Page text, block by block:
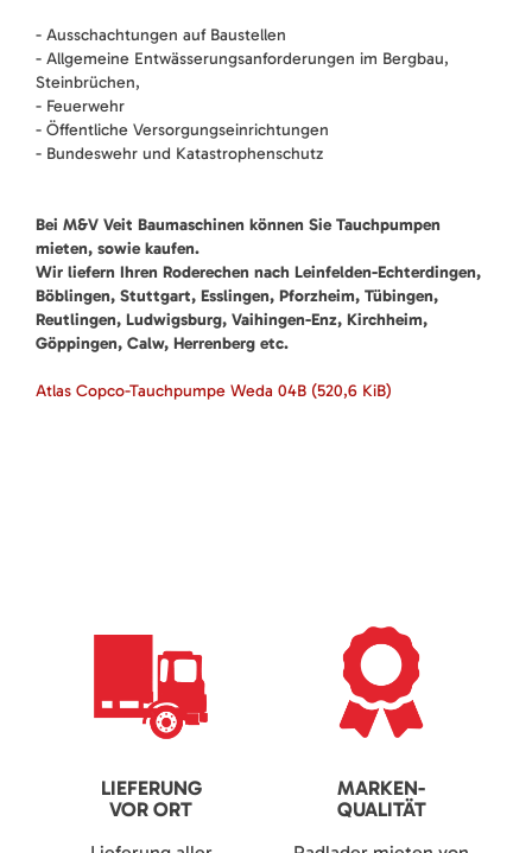
- Ausschachtungen auf Baustellen
- Allgemeine Entwässerungsanforderungen im Bergbau,
Steinbrüchen,
- Feuerwehr
- Öffentliche Versorgungseinrichtungen
- Bundeswehr und Katastrophenschutz
Bei M&V Veit Baumaschinen können Sie Tauchpumpen
mieten, sowie kaufen.
Wir liefern Ihren Roderechen nach Leinfelden-Echterdingen,
Böblingen, Stuttgart, Esslingen, Pforzheim, Tübingen,
Reutlingen, Ludwigsburg, Vaihingen-Enz, Kirchheim,
Göppingen, Calw, Herrenberg etc.
Atlas Copco-Tauchpumpe Weda 04B (520,6 KiB)
LIEFERUNG
VOR ORT
MARKEN-
QUALITÄT